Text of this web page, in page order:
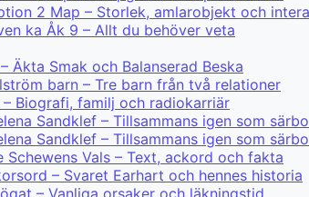
2 Map – Storlek, amlarobjekt och
ka Åk 9 – Allt du behöver veta
Äkta Smak och Balanserad Beska
barn – Tre barn från två relationer
– Biografi, familj och radiokarriär
Sandklef – Tillsammans igen som
Sandklef – Tillsammans igen som särbo
Schewens Vals – Text, ackord och fakta
– Svaret Earhart och hennes historia
– Vanliga orsaker och läkningstid